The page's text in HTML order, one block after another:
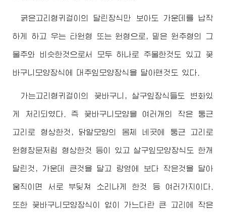
굵은고리형귀걸이의 달린장식만 보아도 가운데를 납작
하게 하고 우는 타원형 또는 원형으로, 밑은 원추형의 그
물추와 비슷한것으로서 모두 하나로 주물한것도 있고 꽃
바구니모양장식에 대추잎모양장식을 달아맨것도 있다.
가는고리형귀걸이의 꽃바구니, 살구잎장식들도 변화있
게 처리되였다. 즉 꽃바구니모양을 여러개의 작은 둥근
고리로 형상한것, 닭알모양의 몸체 네곳에 둥근 고리로
원형창문처럼 형상한것 등이 있고 살구잎모양장식도 한개
달린것, 가운데 큰것을 달고 량옆에 보다 작은것을 달아
움직이면 서로 부딪쳐 소리나게 한것 등 여러가지이다.
또한 꽃바구니모양장식이 없이 가느다란 큰 고리에 작은